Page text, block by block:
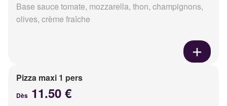
Base sauce tomate, mozzarella, thon, champignons,
olives, crème fraîche
Pizza maxi 1 pers
Dès 11.50 €